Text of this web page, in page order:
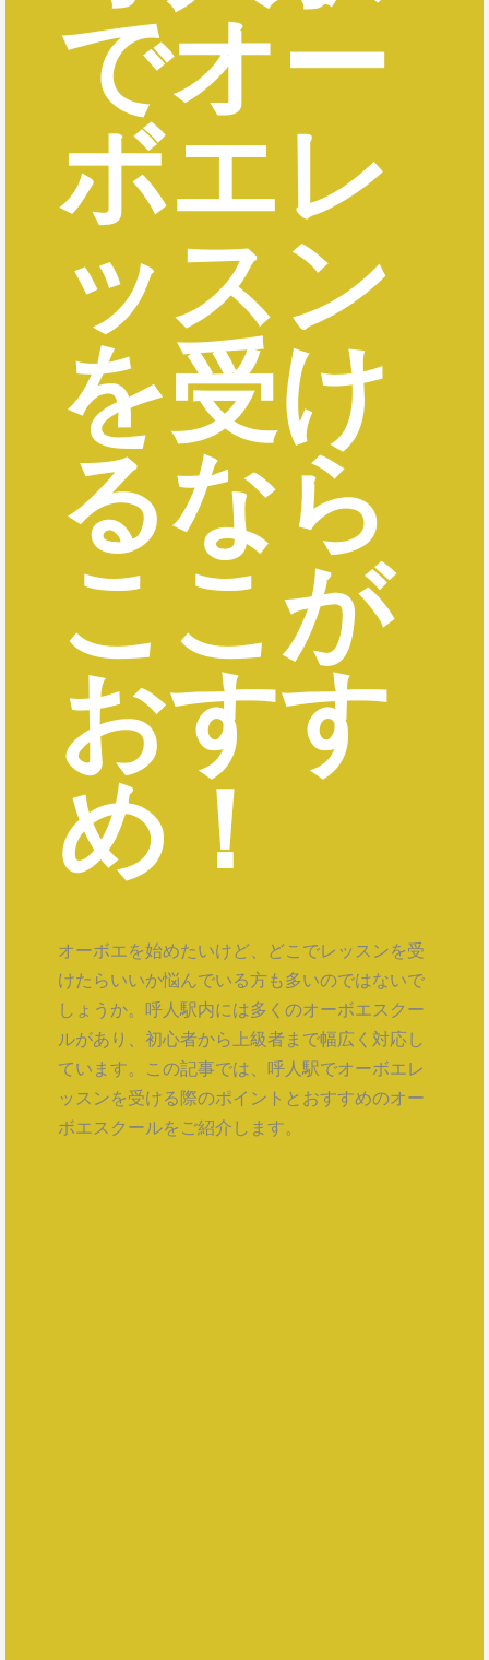
でオー
ボエレ
ッスン
を受け
るなら
ここが
おすす
め！
オーボエを始めたいけど、どこでレッスンを受
けたらいいか悩んでいる方も多いのではないで
しょうか。呼人駅内には多くのオーボエスクー
ルがあり、初心者から上級者まで幅広く対応し
ています。この記事では、呼人駅でオーボエレ
ッスンを受ける際のポイントとおすすめのオー
ボエスクールをご紹介します。